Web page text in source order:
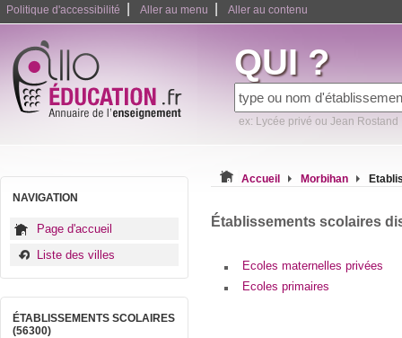
Politique d'accessibilité Aller au menu Aller au contenu
QUI ?
ex: Lycée privé ou Jean Rostand
NAVIGATION
Page d'accueil
Liste des villes
ÉTABLISSEMENTS SCOLAIRES
(56300)
Accueil Morbihan
Établissements scolaires
Ecoles maternelles privées
Ecoles primaires